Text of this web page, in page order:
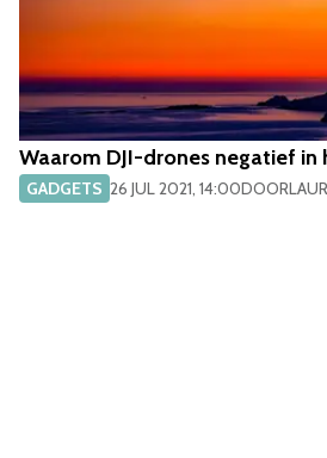
​Waarom DJI-drones negatief in
GADGETS 26 JUL 2021, 14:00DOOR